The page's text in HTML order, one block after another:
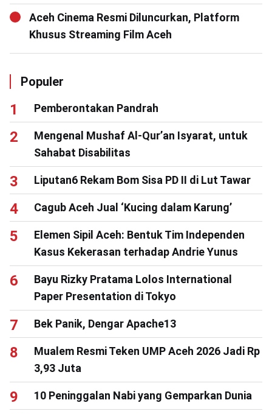
Aceh Cinema Resmi Diluncurkan, Platform
Khusus Streaming Film Aceh
Populer
Pemberontakan Pandrah
Mengenal Mushaf Al-Qur’an Isyarat, untuk
Sahabat Disabilitas
Liputan6 Rekam Bom Sisa PD II di Lut Tawar
Cagub Aceh Jual ‘Kucing dalam Karung’
Elemen Sipil Aceh: Bentuk Tim Independen
Kasus Kekerasan terhadap Andrie Yunus
Bayu Rizky Pratama Lolos International
Paper Presentation di Tokyo
Bek Panik, Dengar Apache13
Mualem Resmi Teken UMP Aceh 2026 Jadi Rp
3,93 Juta
10 Peninggalan Nabi yang Gemparkan Dunia